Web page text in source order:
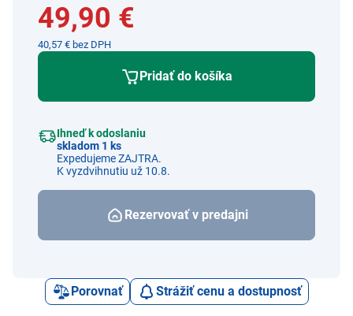
49,90 €
40,57 € bez DPH
Pridať do košíka
Ihneď k odoslaniu
skladom 1 ks
Expedujeme ZAJTRA.
K vyzdvihnutiu už 10.8.
Rezervovať v predajni
Porovnať Strážiť cenu a dostupnosť